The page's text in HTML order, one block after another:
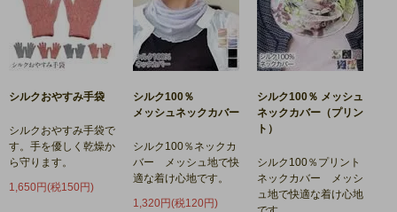
シルクおやすみ手袋
シルクおやすみ手袋で
す。手を優しく乾燥か
ら守ります。
1,650円(税150円)
シルク100％
メッシュネックカバー
シルク100％ネックカ
バー メッシュ地で快
適な着け心地です。
1,320円(税120円)
シルク100％ メッシュ
ネックカバー（プリン
ト）
シルク100％プリント
ネックカバー メッシ
ュ地で快適な着け心地